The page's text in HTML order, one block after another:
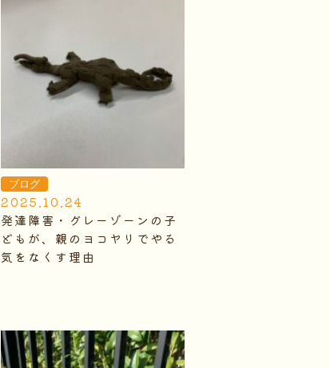
ブログ
2025.10.24
発達障害・グレーゾーンの子
どもが、親のヨコヤリでやる
気をなくす理由